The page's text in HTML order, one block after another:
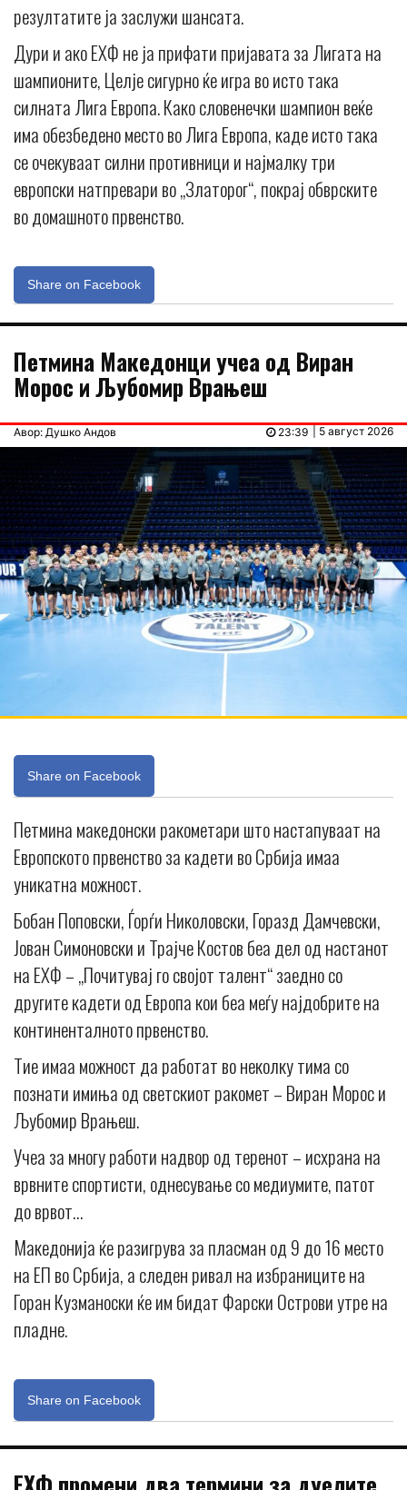
резултатите ја заслужи шансата.
Дури и ако ЕХФ не ја прифати пријавата за Лигата на
шампионите, Целје сигурно ќе игра во исто така
силната Лига Европа. Како словенечки шампион веќе
има обезбедено место во Лига Европа, каде исто така
се очекуваат силни противници и најмалку три
европски натпревари во „Златорог“, покрај обврските
во домашното првенство.
Share on Facebook
Петмина Македонци учеа од Виран
Морос и Љубомир Врањеш
Авор: Душко Андов | 5 август 2026
23:39
Share on Facebook
Петмина македонски ракометари што настапуваат на
Европското првенство за кадети во Србија имаа
уникатна можност.
Бобан Поповски, Ѓорѓи Николовски, Горазд Дамчевски,
Јован Симоновски и Трајче Костов беа дел од настанот
на ЕХФ – „Почитувај го својот талент“ заедно со
другите кадети од Европа кои беа меѓу најдобрите на
континенталното првенство.
Тие имаа можност да работат во неколку тима со
познати имиња од светскиот ракомет – Виран Морос и
Љубомир Врањеш.
Учеа за многу работи надвор од теренот – исхрана на
врвните спортисти, однесување со медиумите, патот
до врвот…
Македонија ќе разигрува за пласман од 9 до 16 место
на ЕП во Србија, а следен ривал на избраниците на
Горан Кузманоски ќе им бидат Фарски Острови утре на
пладне.
Share on Facebook